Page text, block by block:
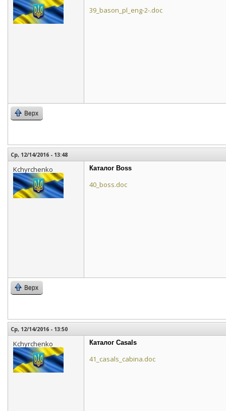
39_bason_pl_eng-2-.doc
Верх
Ср, 12/14/2016 - 13:48
Kchyrchenko Каталог Boss
40_boss.doc
Верх
Ср, 12/14/2016 - 13:50
Kchyrchenko Каталог Casals
41_casals_cabina.doc